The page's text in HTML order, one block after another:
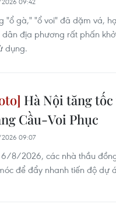
"ổ gà," "ổ voi" đã dặm vá,
địa phương rất phấn
dụng.
Hà Nội tăng
Cầu-Voi Phục
09:07
8/2026, các nhà thầu
để đẩy nhanh tiến độ dự